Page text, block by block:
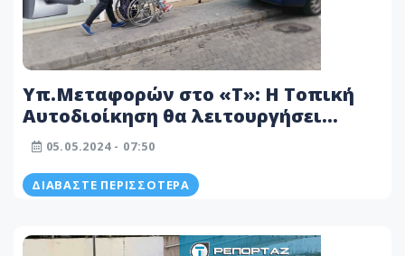
Υπ.Μεταφορών στο «T»: Η Τοπική
Αυτοδιοίκηση θα λειτουργήσει
σύστημα καμερών για παράνομη
στάθμευση - Οι λεπτομέρειες
05.05.2024 - 07:50
ΔΙΑΒΆΣΤΕ ΠΕΡΙΣΣΌΤΕΡΑ